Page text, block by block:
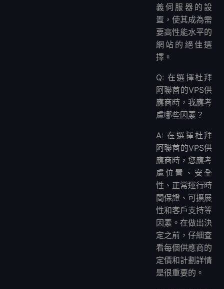
義伺服器的設
置，使其成為需
要高性能水平的
網站的絕佳選
擇。
Q: 在選擇杜拜
阿聯酋的VPS供
應商時，我應考
慮哪些因素？
A: 在選擇杜拜
阿聯酋的VPS供
應商時，您應考
慮位置、安全
性、正常運行時
間保證、可擴展
性和客戶支持等
因素。在做出決
定之前，仔細查
看每個供應商的
定價和計劃詳情
是很重要的。